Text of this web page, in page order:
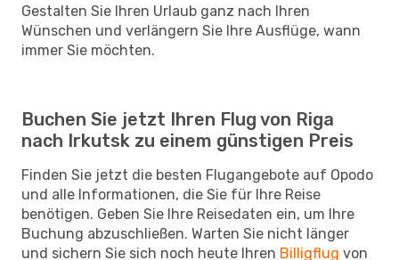
Gestalten Sie Ihren Urlaub ganz nach Ihren
Wünschen und verlängern Sie Ihre Ausflüge, wann
immer Sie möchten.
Buchen Sie jetzt Ihren Flug von Riga
nach Irkutsk zu einem günstigen Preis
Finden Sie jetzt die besten Flugangebote auf Opodo
und alle Informationen, die Sie für Ihre Reise
benötigen. Geben Sie Ihre Reisedaten ein, um Ihre
Buchung abzuschließen. Warten Sie nicht länger
und sichern Sie sich noch heute Ihren Billigflug von